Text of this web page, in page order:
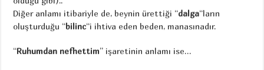
Diğer anlamı itibariyle de, beynin ürettiği “dalga“ların
oluşturduğu “bilinc“i ihtiva eden beden, manasınadır.
“Ruhumdan nefhettim” işaretinin anlamı ise…